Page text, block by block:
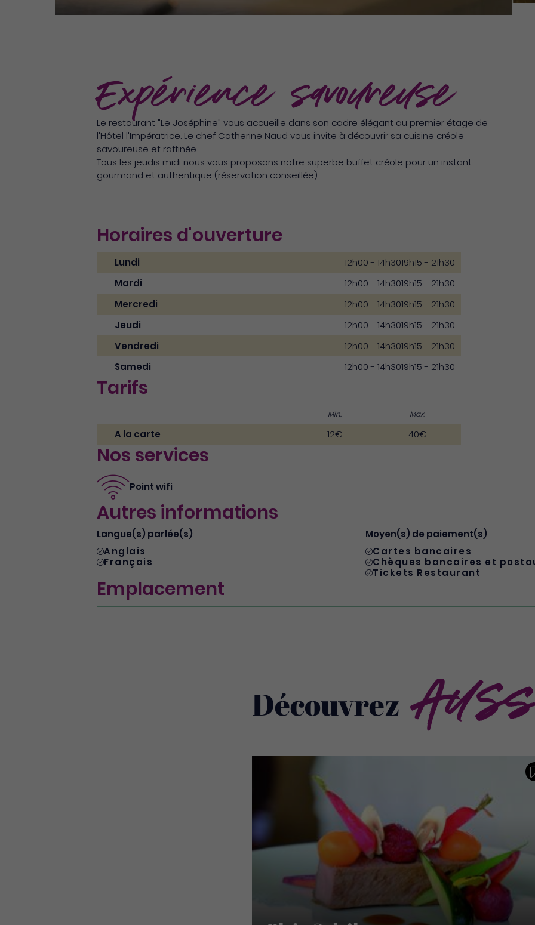
Expérience savoureuse
Le restaurant "Le Joséphine" vous accueille dans son cadre élégant au premier étage de
l'Hôtel l'Impératrice. Le chef Catherine Naud vous invite à découvrir sa cuisine créole
savoureuse et raffinée.
Tous les jeudis midi nous vous proposons notre superbe buffet créole pour un instant
gourmand et authentique (réservation conseillée).
Horaires d'ouverture
Lundi 12h00 - 14h3019h15 - 21h30
Mardi
12h00 - 14h3019h15 - 21h30
Mercredi
12h00 - 14h3019h15 - 21h30
Jeudi
12h00 - 14h3019h15 - 21h30
Vendredi
12h00 - 14h3019h15 - 21h30
Samedi
12h00 - 14h3019h15 - 21h30
Tarifs
Min. Max.
A la carte 12€ 40€
Nos services
Point wifi
Autres informations
Langue(s) parlée(s)
Anglais
Français
Moyen(s) de paiement(s)
Cartes bancaires
Chèques bancaires et
Tickets Restaurant
Emplacement
Découvrez